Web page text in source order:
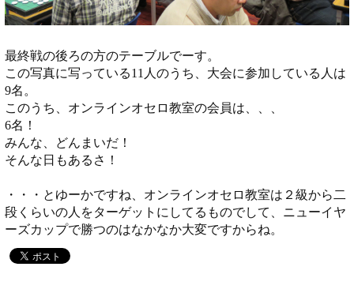
最終戦の後ろの方のテーブルでーす。
この写真に写っている11人のうち、大会に参加している人は
9名。
このうち、オンラインオセロ教室の会員は、、、
6名！
みんな、どんまいだ！
そんな日もあるさ！
・・・とゆーかですね、オンラインオセロ教室は２級から二
段くらいの人をターゲットにしてるものでして、ニューイヤ
ーズカップで勝つのはなかなか大変ですからね。